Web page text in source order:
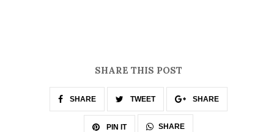
SHARE THIS POST
SHARE TWEET SHARE
PIN IT SHARE